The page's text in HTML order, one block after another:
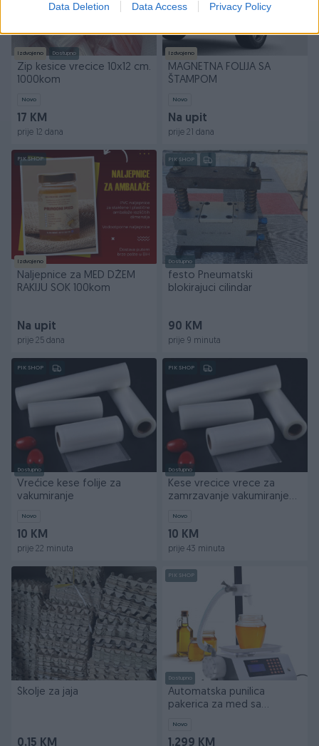
Data Deletion Data Access Privacy Policy
Izdvojeno Dostupno
Zip kesice vrecice 10x12 cm.
1000kom
Novo
17 KM
prije 12 dana
Izdvojeno
MAGNETNA FOLIJA SA
ŠTAMPOM
Novo
Na upit
prije 21 dana
PIK SHOP
Izdvojeno
Naljepnice za MED DŽEM
RAKIJU SOK 100kom
Na upit
prije 25 dana
PIK SHOP
Dostupno
festo Pneumatski
blokirajuci cilindar
90 KM
prije 9 minuta
PIK SHOP
Dostupno
Vrećice kese folije za
vakumiranje
Novo
10 KM
prije 22 minuta
PIK SHOP
Dostupno
Kese vrecice vrece za
zamrzavanje vakumiranje
Novo
10 KM
prije 43 minuta
Školje za jaja
0,15 KM
PIK SHOP
Dostupno
Automatska punilica
pakerica za med sa
Novo
1.299 KM